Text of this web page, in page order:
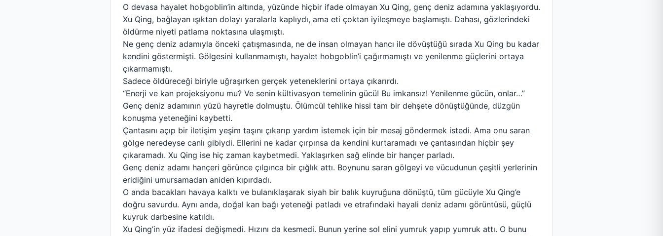
O devasa hayalet hobgoblin’in altında, yüzünde hiçbir ifade olmayan Xu Qing, genç deniz adamına yaklaşıyordu.
Xu Qing, bağlayan ışıktan dolayı yaralarla kaplıydı, ama eti çoktan iyileşmeye başlamıştı. Dahası, gözlerindeki
öldürme niyeti patlama noktasına ulaşmıştı.
Ne genç deniz adamıyla önceki çatışmasında, ne de insan olmayan hancı ile dövüştüğü sırada Xu Qing bu kadar
kendini göstermişti. Gölgesini kullanmamıştı, hayalet hobgoblin’i çağırmamıştı ve yenilenme güçlerini ortaya
çıkarmamıştı.
Sadece öldüreceği biriyle uğraşırken gerçek yeteneklerini ortaya çıkarırdı.
“Enerji ve kan projeksiyonu mu? Ve senin kültivasyon temelinin gücü! Bu imkansız! Yenilenme gücün, onlar…”
Genç deniz adamının yüzü hayretle dolmuştu. Ölümcül tehlike hissi tam bir dehşete dönüştüğünde, düzgün
konuşma yeteneğini kaybetti.
Çantasını açıp bir iletişim yeşim taşını çıkarıp yardım istemek için bir mesaj göndermek istedi. Ama onu saran
gölge neredeyse canlı gibiydi. Ellerini ne kadar çırpınsa da kendini kurtaramadı ve çantasından hiçbir şey
çıkaramadı. Xu Qing ise hiç zaman kaybetmedi. Yaklaşırken sağ elinde bir hançer parladı.
Genç deniz adamı hançeri görünce çılgınca bir çığlık attı. Boynunu saran gölgeyi ve vücudunun çeşitli yerlerinin
eridiğini umursamadan aniden kıpırdadı.
O anda bacakları havaya kalktı ve bulanıklaşarak siyah bir balık kuyruğuna dönüştü, tüm gücüyle Xu Qing’e
doğru savurdu. Aynı anda, doğal kan bağı yeteneği patladı ve etrafındaki hayali deniz adamı görüntüsü, güçlü
kuyruk darbesine katıldı.
Xu Qing’in yüz ifadesi değişmedi. Hızını da kesmedi. Bunun yerine sol elini yumruk yapıp yumruk attı. O bunu